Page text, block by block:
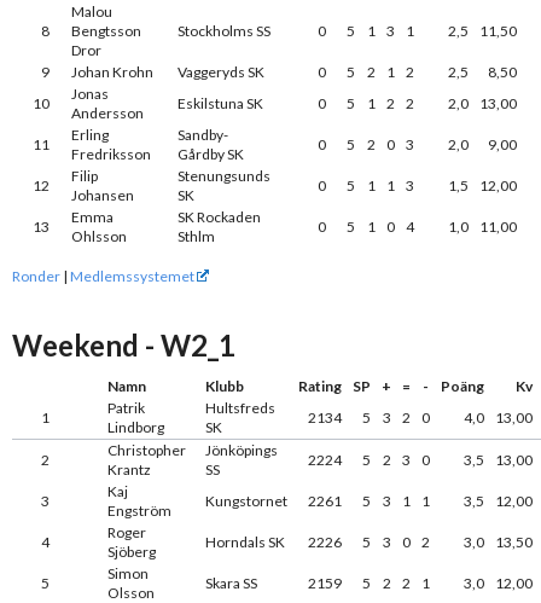
8
Malou
Bengtsson
Dror
Stockholms SS 0 5 1 3 1 2,5 11,50
9 Johan Krohn Vaggeryds SK 0 5 2 1 2 2,5
8,50
10
Jonas
Andersson
Eskilstuna SK 0 5 1 2 2 2,0 13,00
11
Erling
Fredriksson
Sandby-
Gårdby SK
0 5 2 0 3 2,0 9,00
12
Filip
Johansen
Stenungsunds
SK
0 5 1 1 3 1,5 12,00
13
Emma
Ohlsson
SK Rockaden
Sthlm
0 5 1 0 4 1,0 11,00
Ronder | Medlemssystemet
Weekend - W2_1
Namn Klubb Rating SP + = - Poäng
Kv
1
Patrik
Lindborg
Hultsfreds
SK
2134 5 3 2 0 4,0 13,00
2
Christopher
Krantz
Jönköpings
SS
2224 5 2 3 0 3,5 13,00
3
Kaj
Engström
Kungstornet 2261 5 3 1 1 3,5 12,00
4
Roger
Sjöberg
Horndals SK 2226 5 3 0 2 3,0 13,50
5
Simon
Olsson
Skara SS 2159 5 2 2 1 3,0 12,00